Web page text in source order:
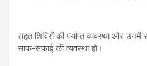
राहत शिविरों की पर्याप्त व्यवस्था और
साफ-सफाई की व्यवस्था हो।